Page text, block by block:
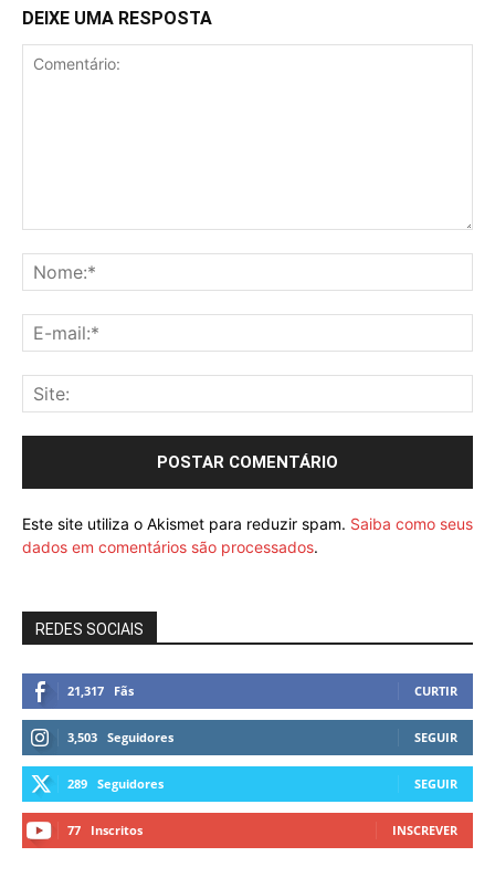
DEIXE UMA RESPOSTA
Este site utiliza o Akismet para reduzir spam. Saiba como seus
dados em comentários são processados.
REDES SOCIAIS
21,317 Fãs CURTIR
3,503 Seguidores SEGUIR
289 Seguidores SEGUIR
77 Inscritos INSCREVER